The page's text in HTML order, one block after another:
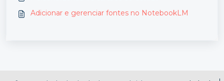
Adicionar e gerenciar fontes no NotebookLM